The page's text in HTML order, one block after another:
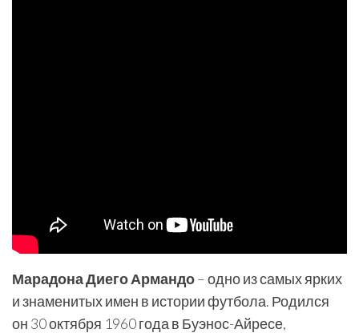
Марадона Диего Армандо– одно из самых ярких
и знаменитых имен в истории футбола. Родился
он 30 октября 1960 года в Буэнос-Айресе,